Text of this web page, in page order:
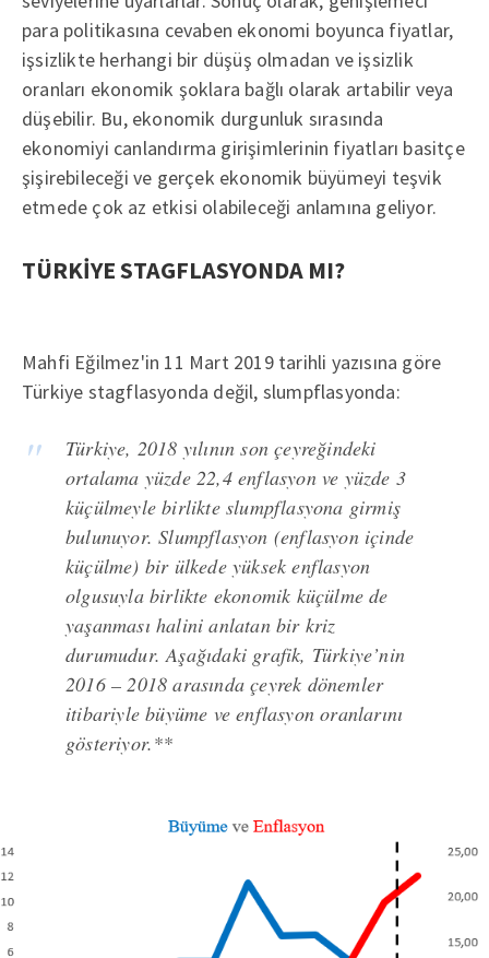
para politikasına cevaben ekonomi boyunca fiyatlar,
işsizlikte herhangi bir düşüş olmadan ve işsizlik
oranları ekonomik şoklara bağlı olarak artabilir veya
düşebilir. Bu, ekonomik durgunluk sırasında
ekonomiyi canlandırma girişimlerinin fiyatları basitçe
şişirebileceği ve gerçek ekonomik büyümeyi teşvik
etmede çok az etkisi olabileceği anlamına geliyor.
TÜRKİYE STAGFLASYONDA MI?
Mahfi Eğilmez'in 11 Mart 2019 tarihli yazısına göre
Türkiye stagflasyonda değil, slumpflasyonda:
Türkiye, 2018 yılının son çeyreğindeki
ortalama yüzde 22,4 enflasyon ve yüzde 3
küçülmeyle birlikte slumpflasyona girmiş
bulunuyor. Slumpflasyon (enflasyon içinde
küçülme) bir ülkede yüksek enflasyon
olgusuyla birlikte ekonomik küçülme de
yaşanması halini anlatan bir kriz
durumudur. Aşağıdaki grafik, Türkiye’nin
2016 – 2018 arasında çeyrek dönemler
itibariyle büyüme ve enflasyon oranlarını
gösteriyor.**